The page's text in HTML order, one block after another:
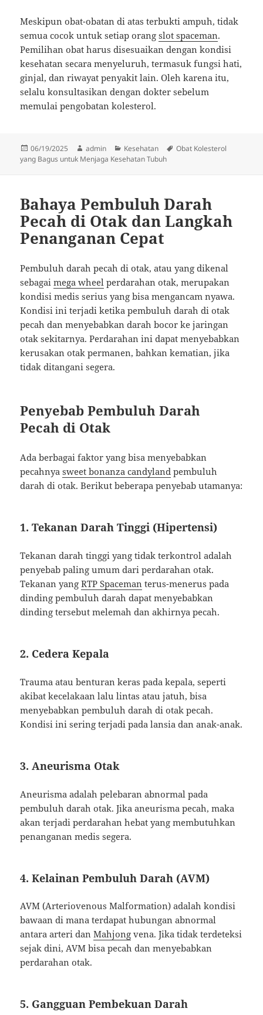
Meskipun obat-obatan di atas terbukti ampuh, tidak
semua cocok untuk setiap orangslot spaceman.
Pemilihan obat harus disesuaikan dengan kondisi
kesehatan secara menyeluruh, termasuk fungsi hati,
ginjal, dan riwayat penyakit lain. Oleh karena itu,
selalu konsultasikan dengan dokter sebelum
memulai pengobatan kolesterol.
Diposkan
pada
06/19/2025 Penulis
admin Kategori
Kesehatan Tag
Obat Kolesterol
yang Bagus untuk Menjaga Kesehatan Tubuh
Bahaya Pembuluh Darah
Pecah di Otak dan Langkah
Penanganan Cepat
Pembuluh darah pecah di otak, atau yang dikenal
sebagaimega wheel perdarahan otak, merupakan
kondisi medis serius yang bisa mengancam nyawa.
Kondisi ini terjadi ketika pembuluh darah di otak
pecah dan menyebabkan darah bocor ke jaringan
otak sekitarnya. Perdarahan ini dapat menyebabkan
kerusakan otak permanen, bahkan kematian, jika
tidak ditangani segera.
Penyebab Pembuluh Darah
Pecah di Otak
Ada berbagai faktor yang bisa menyebabkan
pecahnyasweet bonanza candyland pembuluh
darah di otak. Berikut beberapa penyebab utamanya:
1. Tekanan Darah Tinggi (Hipertensi)
Tekanan darah tinggi yang tidak terkontrol adalah
penyebab paling umum dari perdarahan otak.
Tekanan yangRTP Spaceman terus-menerus pada
dinding pembuluh darah dapat menyebabkan
dinding tersebut melemah dan akhirnya pecah.
2. Cedera Kepala
Trauma atau benturan keras pada kepala, seperti
akibat kecelakaan lalu lintas atau jatuh, bisa
menyebabkan pembuluh darah di otak pecah.
Kondisi ini sering terjadi pada lansia dan anak-anak.
3. Aneurisma Otak
Aneurisma adalah pelebaran abnormal pada
pembuluh darah otak. Jika aneurisma pecah, maka
akan terjadi perdarahan hebat yang membutuhkan
penanganan medis segera.
4. Kelainan Pembuluh Darah (AVM)
AVM (Arteriovenous Malformation) adalah kondisi
bawaan di mana terdapat hubungan abnormal
antara arteri danMahjong vena. Jika tidak terdeteksi
sejak dini, AVM bisa pecah dan menyebabkan
perdarahan otak.
5. Gangguan Pembekuan Darah